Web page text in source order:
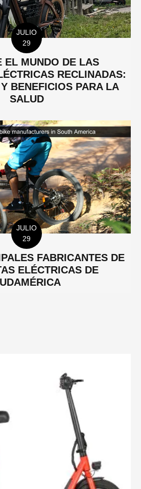
JULIO
29
EL MUNDO DE LAS
RECLINADAS:
BENEFICIOS PARA LA
SALUD
JULIO
29
FABRICANTES DE
ELÉCTRICAS DE